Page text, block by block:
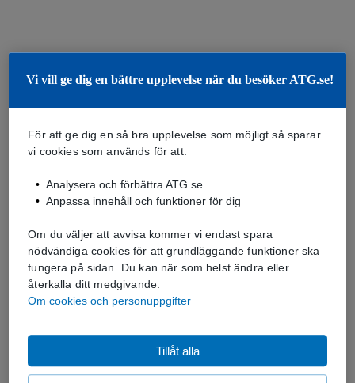
Vi vill ge dig en bättre upplevelse när du besöker ATG.se!
För att ge dig en så bra upplevelse som möjligt så sparar
vi cookies som används för att:
Analysera och förbättra ATG.se
Anpassa innehåll och funktioner för dig
Om du väljer att avvisa kommer vi endast spara
nödvändiga cookies för att grundläggande funktioner ska
fungera på sidan. Du kan när som helst ändra eller
återkalla ditt medgivande.
Om cookies och personuppgifter
Tillåt alla